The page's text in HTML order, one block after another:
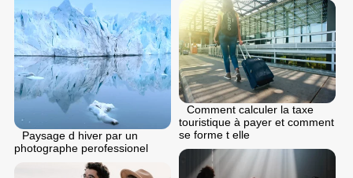
Paysage d hiver par un
photographe perofessionel
Comment calculer la taxe
touristique à payer et comment
se forme t elle